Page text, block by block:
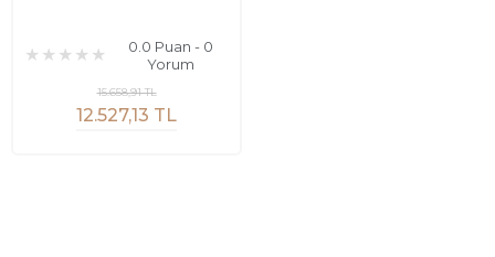
0.0 Puan - 0
Yorum
12.527,13 TL
15.658,91 TL